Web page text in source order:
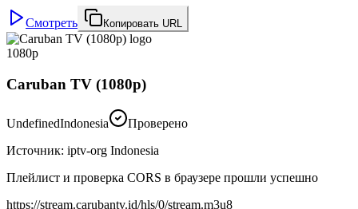
Смотреть Копировать URL
1080p
Caruban TV (1080p)
UndefinedIndonesia
Проверено
Источник: iptv-org Indonesia
Плейлист и проверка CORS в браузере прошли успешно
https://stream.carubantv.id/hls/0/stream.m3u8